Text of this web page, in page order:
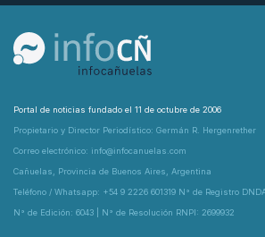
Portal de noticias fundado el 11 de octubre de 2006
Propietario y Director Periodístico: Germán R. Hergenrether
Correo electrónico: info@infocanuelas.com
Cañuelas, Provincia de Buenos Aires, Argentina
Teléfono / Whatsapp: +54 9 2226 601319 N° de Registro
N° de Edición: 6043 | N° de Resolución RNPI: 2699932